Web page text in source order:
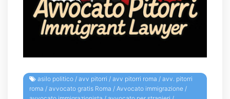
asilo politico / avv pitorri / avv pitorri roma / avv. pitorri
roma / avvocato gratis Roma / Avvocato immigrazione /